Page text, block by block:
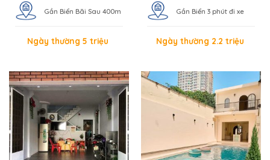
Gần Biển Bãi Sau 400m
Ngày thường 5 triệu
Gần Biển 3 phút đi xe
Ngày thường 2.2 triệu